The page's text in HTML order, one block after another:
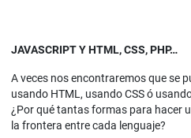
JAVASCRIPT Y HTML, CSS, PHP…
A veces nos encontraremos que se
usando HTML, usando CSS ó
¿Por qué tantas formas para hacer
la frontera entre cada lenguaje?